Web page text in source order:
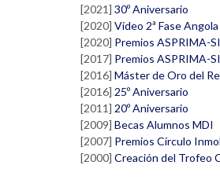
[2021] 30º Aniversario
[2020] Vídeo 2ª Fase
[2020] Premios ASPRIMA-
[2017] Premios ASPRIMA-
[2016] Máster de Oro del
[2016] 25º Aniversario
[2011] 20º Aniversario
[2009] Becas Alumnos MDI
[2007] Premios Círculo
[2000] Creación del Trofeo